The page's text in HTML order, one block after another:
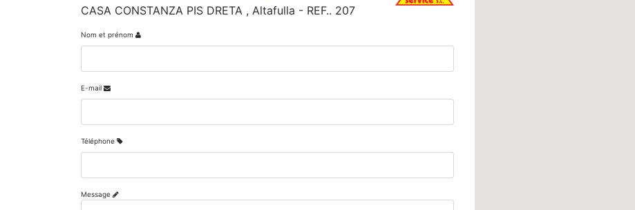
CASA CONSTANZA PIS DRETA , Altafulla - REF.. 207
Nom et prénom
E-mail
Téléphone
Message